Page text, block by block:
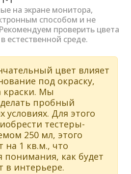
на экране монитора,
способом и не
проверить цвета
естественной среде.
цвет влияет
под окраску,
краски. Мы
пробный
условиях. Для этого
тестеры-
250 мл, этого
на 1 кв.м., что
понимания, как будет
в интерьере.